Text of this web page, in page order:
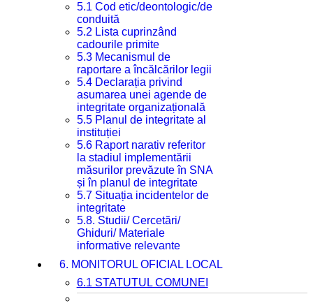
5.1 Cod etic/deontologic/de
conduită
5.2 Lista cuprinzând
cadourile primite
5.3 Mecanismul de
raportare a încălcărilor legii
5.4 Declarația privind
asumarea unei agende de
integritate organizațională
5.5 Planul de integritate al
instituției
5.6 Raport narativ referitor
la stadiul implementării
măsurilor prevăzute în SNA
și în planul de integritate
5.7 Situația incidentelor de
integritate
5.8. Studii/ Cercetări/
Ghiduri/ Materiale
informative relevante
6. MONITORUL OFICIAL LOCAL
6.1 STATUTUL COMUNEI